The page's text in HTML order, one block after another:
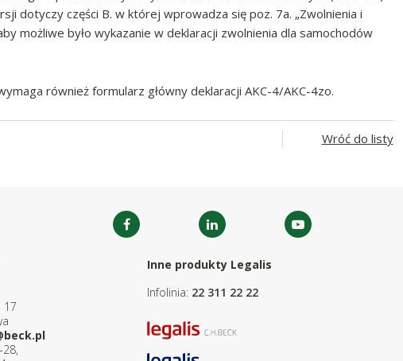
dotyczy części B. w której wprowadza się poz. 7a. „Zwolnienia i
możliwe było wykazanie w deklaracji zwolnienia dla samochodów
również formularz główny deklaracji AKC-4/AKC-4zo.
Wróć do listy
17
Inne produkty Legalis
Infolinia: 22 311 22 22